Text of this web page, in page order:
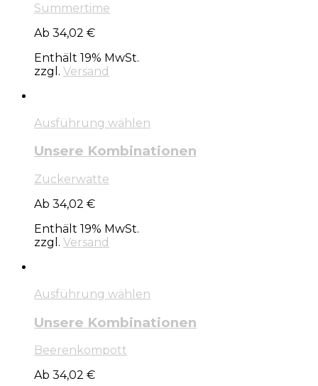
Summertime
Ab 34,02 €
Enthält 19% MwSt.
zzgl. Versand
Ausführung wählen
Unsere Kombinationen
Zuckerwatte
Ab 34,02 €
Enthält 19% MwSt.
zzgl. Versand
Ausführung wählen
Unsere Kombinationen
Beerenkompott
Ab 34,02 €